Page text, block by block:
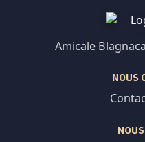
Amicale
NOUS